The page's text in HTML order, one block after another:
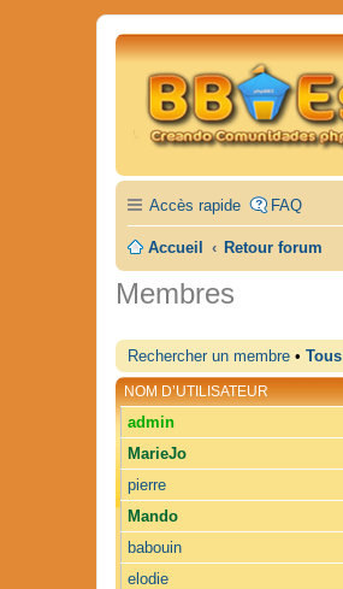
Accès rapide FAQ
Accueil Retour forum
Membres
Rechercher un membre • Tous
NOM D’UTILISATEUR
admin
MarieJo
pierre
Mando
babouin
elodie